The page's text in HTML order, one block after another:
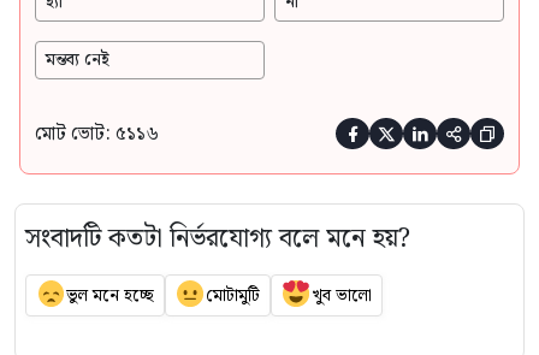
মন্তব্য নেই
মোট ভোট: ৫১১৬     
সংবাদটি কতটা নির্ভরযোগ্য বলে মনে হয়?
ভুল মনে হচ্ছে মোটামুটি খুব ভালো